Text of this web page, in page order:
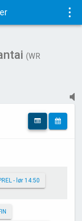
(WR
- lør 14:50